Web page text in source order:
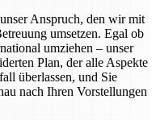
Anspruch, den wir mit
umsetzen. Egal ob
umziehen – unser
Plan, der alle Aspekte
überlassen, und Sie
nach Ihren Vorstellungen